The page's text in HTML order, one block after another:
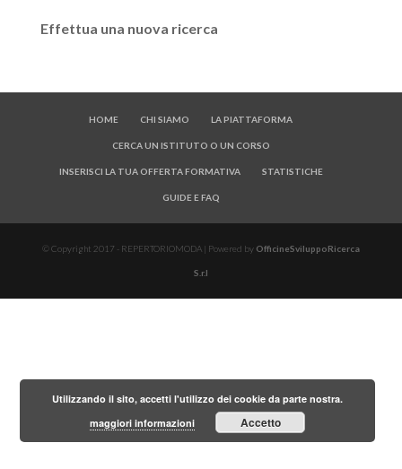
Effettua una nuova ricerca
HOME CHI SIAMO LA PIATTAFORMA
CERCA UN ISTITUTO O UN CORSO
INSERISCI LA TUA OFFERTA FORMATIVA STATISTICHE
GUIDE E FAQ
© Copyright 2017 - REPERTORIOMODA | Powered by OfficineSviluppoRicerca
S.r.l
Utilizzando il sito, accetti l'utilizzo dei cookie da parte nostra.
maggiori informazioni
Accetto